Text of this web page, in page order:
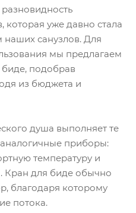
которая уже давно стала
санузлов. Для
мы предлагаем
биде, подобрав
из бюджета и
душа выполняет те
приборы:
температуру и
Кран для биде обычно
благодаря которому
потока.